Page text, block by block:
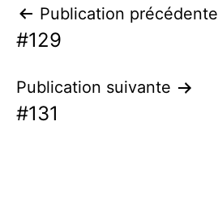
Navigation
de
l’article
Publication précédente
#129
Publication suivante
#131